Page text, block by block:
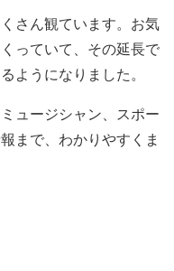
さん観ています。お気
っていて、その延長で
ようになりました。
ュージシャン、スポー
まで、わかりやすくま